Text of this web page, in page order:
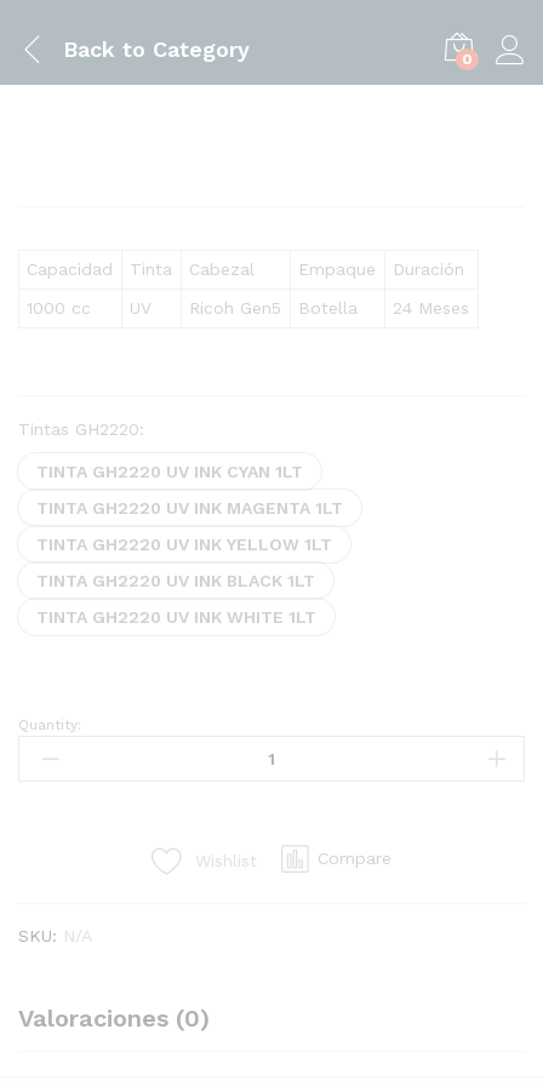
Back to Category 0
Capacidad Tinta Cabezal Empaque
Duración
1000 cc
UV Ricoh Gen5 Botella 24 Meses
Tintas GH2220:
TINTA GH2220 UV INK CYAN 1LT
TINTA GH2220 UV INK MAGENTA 1LT
TINTA GH2220 UV INK YELLOW 1LT
TINTA GH2220 UV INK BLACK 1LT
TINTA GH2220 UV INK WHITE 1LT
TINTAS
GH2220
Quantity:
Wishlist Compare
SKU: N/A
Valoraciones (0)